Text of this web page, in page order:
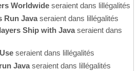
Worldwide seraient dans lillégalités
Run Javaseraient dans lillégalités
Ship with Javaseraient dans
seraient dans lillégalités
Javaseraient dans lillégalités